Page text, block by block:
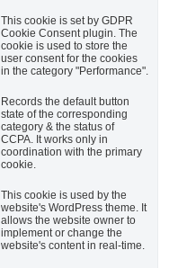
This cookie is set by GDPR
Cookie Consent plugin. The
cookie is used to store the
user consent for the cookies
in the category "Performance".
Records the default button
state of the corresponding
category & the status of
CCPA. It works only in
coordination with the primary
cookie.
This cookie is used by the
website's WordPress theme. It
allows the website owner to
implement or change the
website's content in real-time.